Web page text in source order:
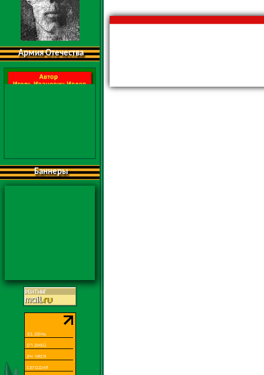
Армия Отечества
Баннеры